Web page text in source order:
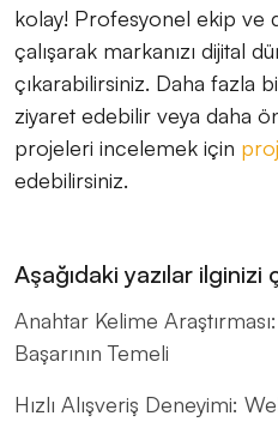
kolay! Profesyonel ekip ve
çalışarak markanızı dijital
çıkarabilirsiniz. Daha fazla
ziyaret edebilir veya daha
projeleri incelemek için
edebilirsiniz.
Aşağıdaki yazılar ilginizi
Anahtar Kelime
Başarının Temeli
Hızlı Alışveriş Deneyimi: